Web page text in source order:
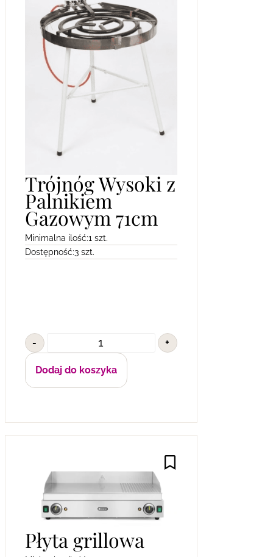
Trójnóg Wysoki z
Palnikiem
Gazowym 71cm
Minimalna ilość:1 szt.
Dostępność:3 szt.
- +
Dodaj do koszyka
Płyta grillowa